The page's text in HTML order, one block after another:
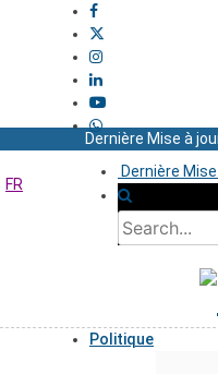
Dernière
Dernière Mise à
FR
Politique